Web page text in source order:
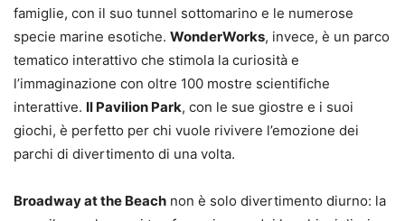
famiglie, con il suo tunnel sottomarino e le numerose
specie marine esotiche. WonderWorks, invece, è un parco
tematico interattivo che stimola la curiosità e
l’immaginazione con oltre 100 mostre scientifiche
interattive. Il Pavilion Park, con le sue giostre e i suoi
giochi, è perfetto per chi vuole rivivere l’emozione dei
parchi di divertimento di una volta.
Broadway at the Beach non è solo divertimento diurno: la